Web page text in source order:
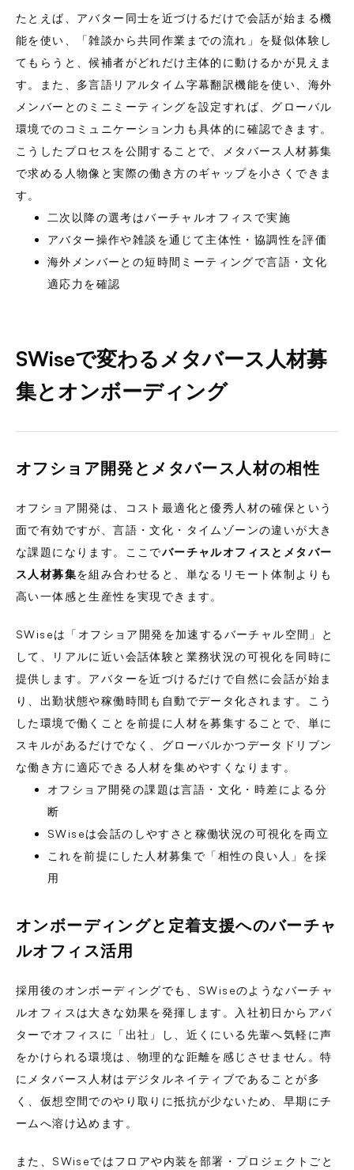
たとえば、アバター同士を近づけるだけで会話が始まる機
能を使い、「雑談から共同作業までの流れ」を疑似体験し
てもらうと、候補者がどれだけ主体的に動けるかが見えま
す。また、多言語リアルタイム字幕翻訳機能を使い、海外
メンバーとのミニミーティングを設定すれば、グローバル
環境でのコミュニケーション力も具体的に確認できます。
こうしたプロセスを公開することで、メタバース人材募集
で求める人物像と実際の働き方のギャップを小さくできま
す。
二次以降の選考はバーチャルオフィスで実施
アバター操作や雑談を通じて主体性・協調性を評価
海外メンバーとの短時間ミーティングで言語・文化
適応力を確認
SWiseで変わるメタバース人材募
集とオンボーディング
オフショア開発とメタバース人材の相性
オフショア開発は、コスト最適化と優秀人材の確保という
面で有効ですが、言語・文化・タイムゾーンの違いが大き
な課題になります。ここでバーチャルオフィスとメタバー
ス人材募集を組み合わせると、単なるリモート体制よりも
高い一体感と生産性を実現できます。
SWiseは「オフショア開発を加速するバーチャル空間」と
して、リアルに近い会話体験と業務状況の可視化を同時に
提供します。アバターを近づけるだけで自然に会話が始ま
り、出勤状態や稼働時間も自動でデータ化されます。こう
した環境で働くことを前提に人材を募集することで、単に
スキルがあるだけでなく、グローバルかつデータドリブン
な働き方に適応できる人材を集めやすくなります。
オフショア開発の課題は言語・文化・時差による分
断
SWiseは会話のしやすさと稼働状況の可視化を両立
これを前提にした人材募集で「相性の良い人」を採
用
オンボーディングと定着支援へのバーチャ
ルオフィス活用
採用後のオンボーディングでも、SWiseのようなバーチャ
ルオフィスは大きな効果を発揮します。入社初日からアバ
ターでオフィスに「出社」し、近くにいる先輩へ気軽に声
をかけられる環境は、物理的な距離を感じさせません。特
にメタバース人材はデジタルネイティブであることが多
く、仮想空間でのやり取りに抵抗が少ないため、早期にチ
ームへ溶け込めます。
また、SWiseではフロアや内装を部署・プロジェクトごと